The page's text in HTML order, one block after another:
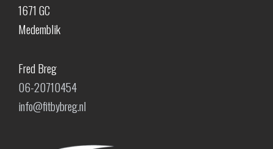
1671 GC
Medemblik
Fred Breg
06-20710454
info@fitbybreg.nl